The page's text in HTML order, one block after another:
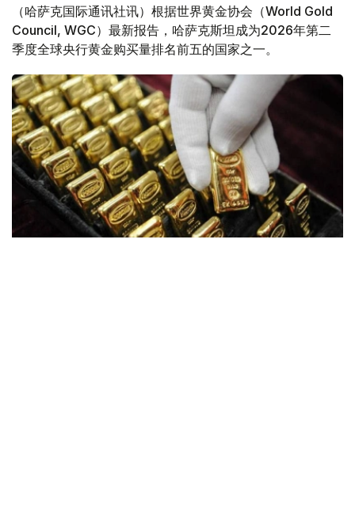
（哈萨克国际通讯社讯）根据世界黄金协会（World Gold
Council, WGC）最新报告，哈萨克斯坦成为2026年第二
季度全球央行黄金购买量排名前五的国家之一。